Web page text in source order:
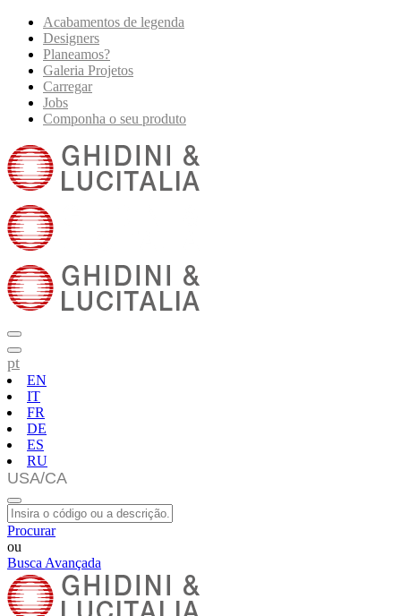
Acabamentos de legenda
Designers
Planeamos?
Galeria Projetos
Carregar
Jobs
Componha o seu produto
pt
EN
IT
FR
DE
ES
RU
Procurar
ou
Busca Avançada